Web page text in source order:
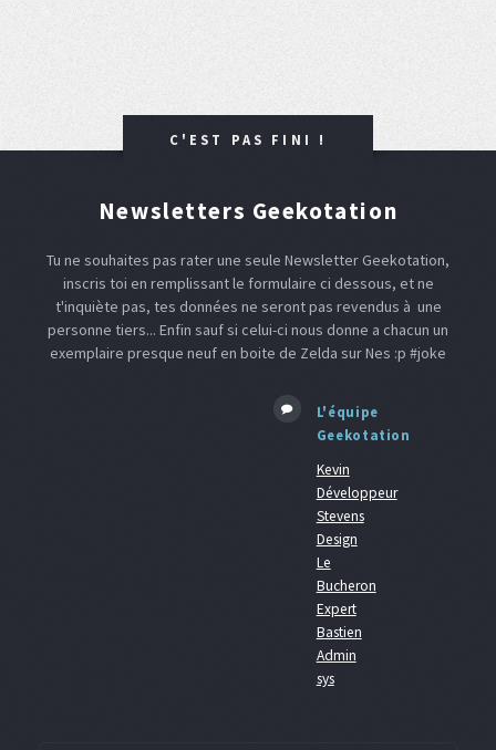
C'EST PAS FINI !
Newsletters Geekotation
Tu ne souhaites pas rater une seule Newsletter Geekotation,
inscris toi en remplissant le formulaire ci dessous, et ne
t'inquiète pas, tes données ne seront pas revendus à une
personne tiers... Enfin sauf si celui-ci nous donne a chacun un
exemplaire presque neuf en boite de Zelda sur Nes :p #joke
L'équipe
Geekotation
Kevin
Développeur
Stevens
Design
Le
Bucheron
Expert
Bastien
Admin
sys